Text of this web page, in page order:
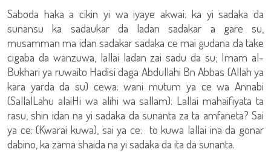
Saboda haka a cikin yi wa iyaye akwai: ka yi sadaka da
sunansu ka sadaukar da ladan sadakar a gare su,
musamman ma idan sadakar sadaka ce mai gudana da take
cigaba da wanzuwa, lallai ladan zai sadu da su; Imam al-
Bukhari ya ruwaito Hadisi daga Abdullahi Bn Abbas (Allah ya
kara yarda da su) cewa: wani mutum ya ce wa Annabi
(SallalLahu alaiHi wa alihi wa sallam): Lallai mahaifiyata ta
rasu, shin idan na yi sadaka da sunanta za ta amfaneta? Sai
ya ce: (Kwarai kuwa), sai ya ce: to kuwa lallai ina da gonar
dabino, ka zama shaida na yi sadaka da ita da sunanta.